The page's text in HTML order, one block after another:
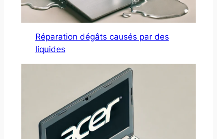
Réparation dégâts causés par des
liquides